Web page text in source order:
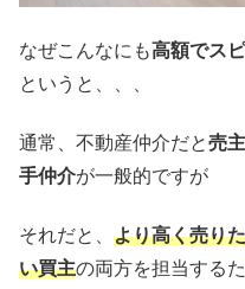
なぜこんなにも高額でス
というと、、、
通常、不動産仲介だと売主
手仲介が一般的ですが
それだと、 より高く売り
い買主の両方を担当する